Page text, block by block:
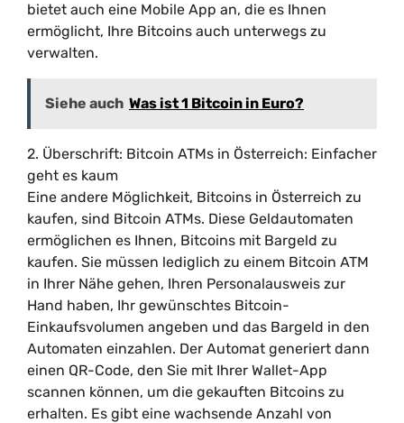
bietet auch eine Mobile App an, die es Ihnen
ermöglicht, Ihre Bitcoins auch unterwegs zu
verwalten.
Siehe auch Was ist 1 Bitcoin in Euro?
2. Überschrift: Bitcoin ATMs in Österreich: Einfacher
geht es kaum
Eine andere Möglichkeit, Bitcoins in Österreich zu
kaufen, sind Bitcoin ATMs. Diese Geldautomaten
ermöglichen es Ihnen, Bitcoins mit Bargeld zu
kaufen. Sie müssen lediglich zu einem Bitcoin ATM
in Ihrer Nähe gehen, Ihren Personalausweis zur
Hand haben, Ihr gewünschtes Bitcoin-
Einkaufsvolumen angeben und das Bargeld in den
Automaten einzahlen. Der Automat generiert dann
einen QR-Code, den Sie mit Ihrer Wallet-App
scannen können, um die gekauften Bitcoins zu
erhalten. Es gibt eine wachsende Anzahl von